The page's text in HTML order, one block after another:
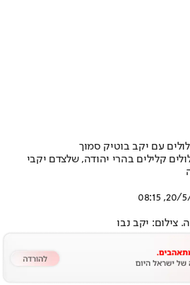
קלילים בהרי יהודה, שלצדם יקבי
20/5/
צילום: יקב נבו